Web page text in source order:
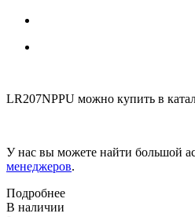
LR207NPPU можно купить в
У нас вы можете найти большой
менеджеров.
Подробнее
В наличии